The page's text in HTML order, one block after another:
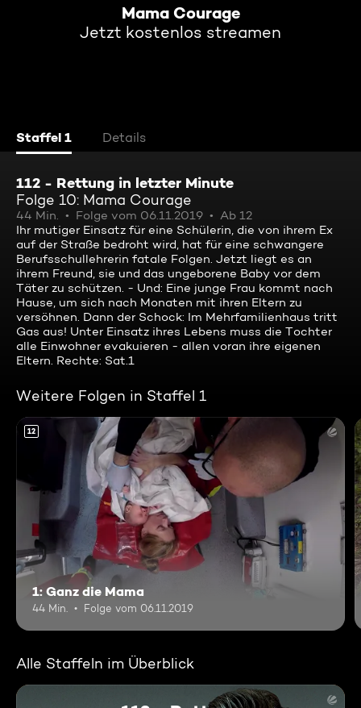
Mama Courage
Jetzt kostenlos streamen
Staffel 1 Details
112 - Rettung in letzter Minute
Folge 10: Mama Courage
44 Min. Folge vom 06.11.2019
Ab 12
Ihr mutiger Einsatz für eine Schülerin, die von ihrem Ex
auf der Straße bedroht wird, hat für eine schwangere
Berufsschullehrerin fatale Folgen. Jetzt liegt es an
ihrem Freund, sie und das ungeborene Baby vor dem
Täter zu schützen. - Und: Eine junge Frau kommt nach
Hause, um sich nach Monaten mit ihren Eltern zu
versöhnen. Dann der Schock: Im Mehrfamilienhaus tritt
Gas aus! Unter Einsatz ihres Lebens muss die Tochter
alle Einwohner evakuieren - allen voran ihre eigenen
Eltern. Rechte: Sat.1
Weitere Folgen in Staffel 1
12
1: Ganz die Mama
44 Min. Folge vom 06.11.2019
Alle Staffeln im Überblick